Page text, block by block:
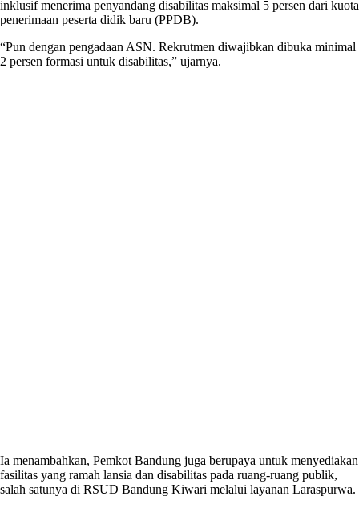
inklusif menerima penyandang disabilitas maksimal 5 persen dari kuota
penerimaan peserta didik baru (PPDB).
“Pun dengan pengadaan ASN. Rekrutmen diwajibkan dibuka minimal
2 persen formasi untuk disabilitas,” ujarnya.
Ia menambahkan, Pemkot Bandung juga berupaya untuk menyediakan
fasilitas yang ramah lansia dan disabilitas pada ruang-ruang publik,
salah satunya di RSUD Bandung Kiwari melalui layanan Laraspurwa.